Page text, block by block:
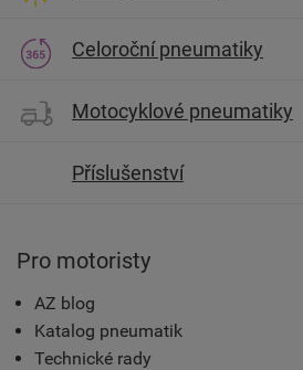
Celoroční pneumatiky
Motocyklové pneumatiky
Příslušenství
Pro motoristy
AZ blog
Katalog pneumatik
Technické rady